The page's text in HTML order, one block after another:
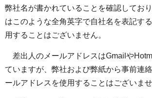
弊社名が書かれていることを確認してお
はこのような全角英字で自社名を表記す
用することはございません。
差出人のメールアドレスはGmailや
ていますが、弊社および弊紙から事前連
ールアドレスを使用することはございませ